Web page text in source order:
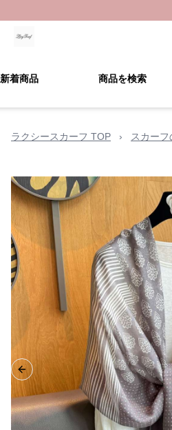
新着商品 商品を検索
ラクシースカーフ TOP › スカーフ
Previous slide